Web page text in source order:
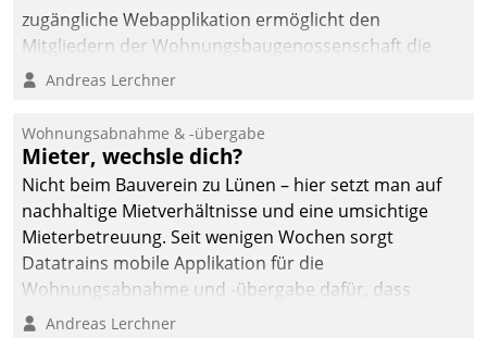
und auf Wunsch über
mehrere zuvor
Kommunikationswege bei
zugängliche Webapplikation ermöglicht den
Mitgliedern der Wohnungs­bau­genossenschaft die
Kontaktaufnahme per Smartphone, Tablet oder PC.
Andreas Lerchner
Wohnungsabnahme & -übergabe
Mieter, wechsle dich?
Nicht beim Bauverein zu Lünen – hier setzt man auf
nachhaltige Mietverhältnisse und eine umsichtige
Mieterbetreuung. Seit wenigen Wochen sorgt
Datatrains mobile Applikation für die
Wohnungsabnahme und -übergabe dafür, dass
Mieter wohlgeordnet kommen und, so es sein muss,
Andreas Lerchner